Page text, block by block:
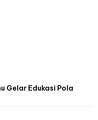
Gelar Edukasi Pola